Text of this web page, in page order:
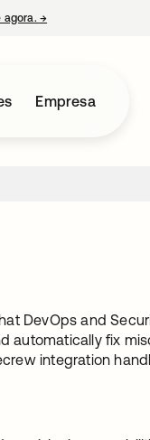
agora. →
Empresa
DevOps and
automatically fix
integration